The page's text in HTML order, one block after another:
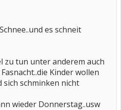
es schneit
zu tun unter anderem auch
Kinder wollen
sich schminken nicht
wieder Donnerstag..usw